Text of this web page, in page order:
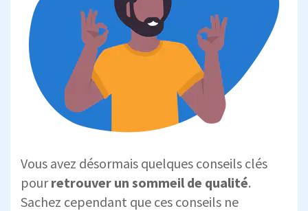
Vous avez désormais quelques conseils clés
pourretrouver un sommeil de qualité.
Sachez cependant que ces conseils ne